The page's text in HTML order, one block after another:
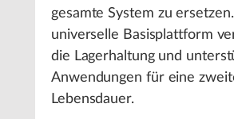
gesamte System zu
universelle Basisplattform
die Lagerhaltung und
Anwendungen für eine
Lebensdauer.